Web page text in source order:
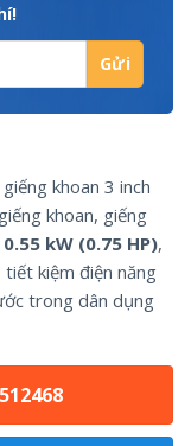
khoan 3 inch
khoan, giếng
0.55 kW (0.75 HP),
tiết kiệm điện năng
trong dân dụng